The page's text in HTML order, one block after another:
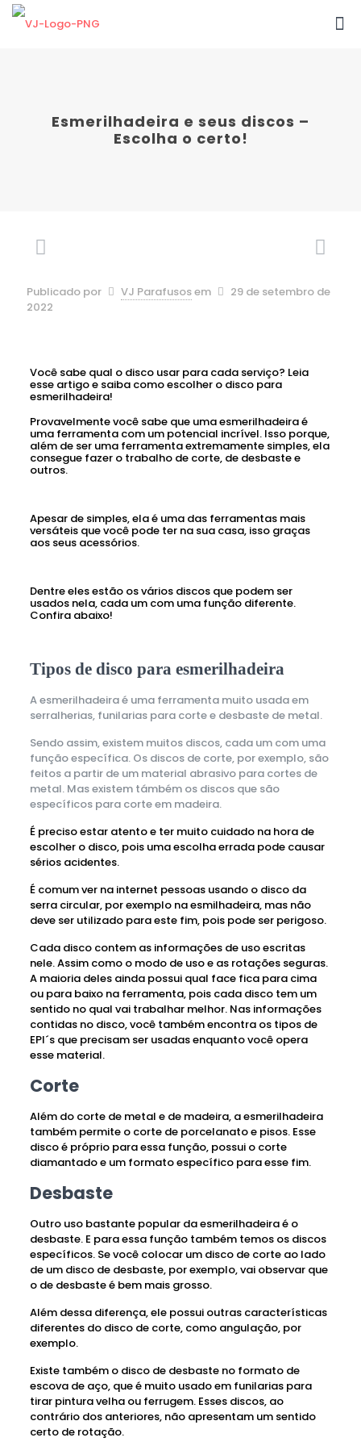
Esmerilhadeira e seus discos –
Escolha o certo!
Publicado por VJ Parafusosem
29 de setembro de
2022
Você sabe qual o disco usar para cada serviço? Leia
esse artigo e saiba como escolher o disco para
esmerilhadeira!
Provavelmente você sabe que uma esmerilhadeira é
uma ferramenta com um potencial incrível. Isso porque,
além de ser uma ferramenta extremamente simples, ela
consegue fazer o trabalho de corte, de desbaste e
outros.
Apesar de simples, ela é uma das ferramentas mais
versáteis que você pode ter na sua casa, isso graças
aos seus acessórios.
Dentre eles estão os vários discos que podem ser
usados nela, cada um com uma função diferente.
Confira abaixo!
Tipos de disco para esmerilhadeira
A esmerilhadeira é uma ferramenta muito usada em
serralherias, funilarias para corte e desbaste de metal.
Sendo assim, existem muitos discos, cada um com uma
função específica. Os discos de corte, por exemplo, são
feitos a partir de um material abrasivo para cortes de
metal. Mas existem támbém os discos que são
específicos para corte em madeira.
É preciso estar atento e ter muito cuidado na hora de
escolher o disco, pois uma escolha errada pode causar
sérios acidentes.
É comum ver na internet pessoas usando o disco da
serra circular, por exemplo na esmilhadeira, mas não
deve ser utilizado para este fim, pois pode ser perigoso.
Cada disco contem as informações de uso escritas
nele. Assim como o modo de uso e as rotações seguras.
A maioria deles ainda possui qual face fica para cima
ou para baixo na ferramenta, pois cada disco tem um
sentido no qual vai trabalhar melhor. Nas informações
contidas no disco, você também encontra os tipos de
EPI´s que precisam ser usadas enquanto você opera
esse material.
Corte
Além do corte de metal e de madeira, a esmerilhadeira
também permite o corte de porcelanato e pisos. Esse
disco é próprio para essa função, possui o corte
diamantado e um formato específico para esse fim.
Desbaste
Outro uso bastante popular da esmerilhadeira é o
desbaste. E para essa função também temos os discos
específicos. Se você colocar um disco de corte ao lado
de um disco de desbaste, por exemplo, vai observar que
o de desbaste é bem mais grosso.
Além dessa diferença, ele possui outras características
diferentes do disco de corte, como angulação, por
exemplo.
Existe também o disco de desbaste no formato de
escova de aço, que é muito usado em funilarias para
tirar pintura velha ou ferrugem. Esses discos, ao
contrário dos anteriores, não apresentam um sentido
certo de rotação.